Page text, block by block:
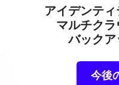
アイデンティ
マルチクラ
バックア
今後